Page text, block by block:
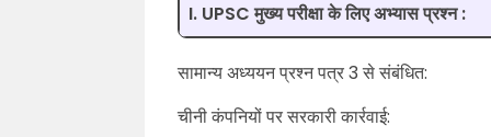
I. UPSC मुख्य परीक्षा के लिए अभ्यास प्रश्न :
सामान्य अध्ययन प्रश्न पत्र 3 से संबंधित:
चीनी कंपनियों पर सरकारी कार्रवाई: